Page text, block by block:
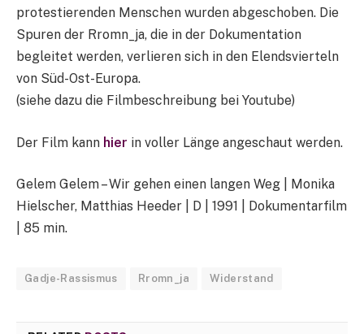
protestierenden Menschen wurden abgeschoben. Die
Spuren der Rromn_ja, die in der Dokumentation
begleitet werden, verlieren sich in den Elendsvierteln
von Süd-Ost-Europa.
(siehe dazu die Filmbeschreibung bei Youtube)
Der Film kann hier in voller Länge angeschaut werden.
Gelem Gelem – Wir gehen einen langen Weg | Monika
Hielscher, Matthias Heeder | D | 1991 | Dokumentarfilm
| 85 min.
Gadje-Rassismus Rromn_ja Widerstand